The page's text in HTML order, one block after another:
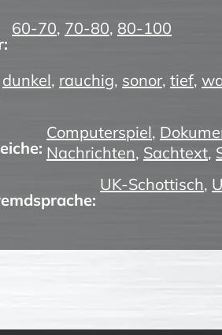
60-70, 70-80, 80-100
dunkel, rauchig, sonor, tief,
Computerspiel,
Nachrichten, Sachtext,
UK-Schottisch,